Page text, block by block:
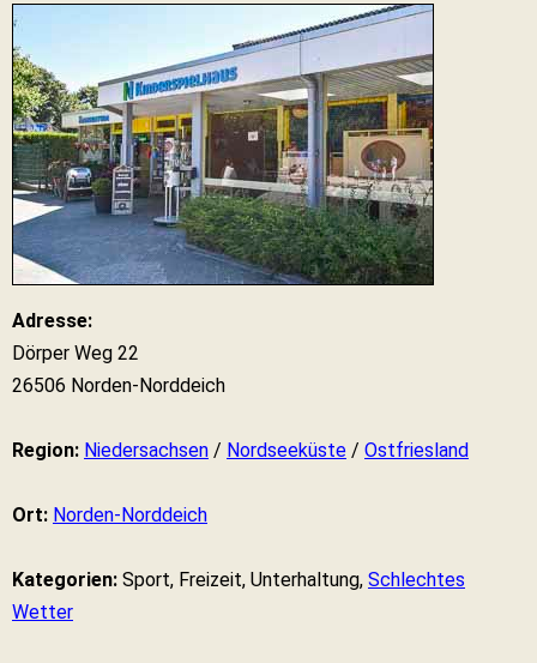
Adresse:
Dörper Weg 22
26506 Norden-Norddeich
Region: Niedersachsen / Nordseeküste / Ostfriesland
Ort: Norden-Norddeich
Kategorien: Sport, Freizeit, Unterhaltung, Schlechtes
Wetter